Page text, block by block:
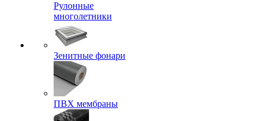
Рулонные
многолетники
Зенитные фонари
ПВХ мембраны